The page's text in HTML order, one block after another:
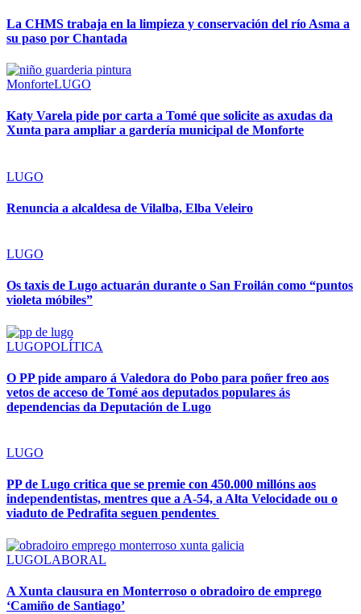
La CHMS trabaja en la limpieza y conservación del río Asma a
su paso por Chantada
MonforteLUGO
Katy Varela pide por carta a Tomé que solicite as axudas da
Xunta para ampliar a gardería municipal de Monforte
LUGO
Renuncia a alcaldesa de Vilalba, Elba Veleiro
LUGO
Os taxis de Lugo actuarán durante o San Froilán como “puntos
violeta móbiles”
LUGOPOLÍTICA
O PP pide amparo á Valedora do Pobo para poñer freo aos
vetos de acceso de Tomé aos deputados populares ás
dependencias da Deputación de Lugo
LUGO
PP de Lugo critica que se premie con 450.000 millóns aos
independentistas, mentres que a A-54, a Alta Velocidade ou o
viaduto de Pedrafita seguen pendentes
LUGOLABORAL
A Xunta clausura en Monterroso o obradoiro de emprego
‘Camiño de Santiago’